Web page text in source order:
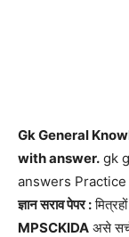
Gk General
with answer. gk
answers
ज्ञान सराव पेपर :
MPSCKIDA असे